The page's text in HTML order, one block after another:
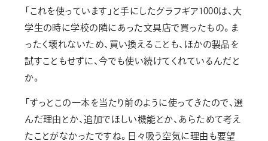
「これを使っています」と手にしたグラフギア1000は、大
学生の時に学校の隣にあった文具店で買ったもの。ま
ったく壊れないため、買い換えることも、ほかの製品を
試すこともせずに、今でも使い続けてくれているんだと
か。
「ずっとこの一本を当たり前のように使ってきたので、選
んだ理由とか、追加でほしい機能とか、あらためて考え
たことがなかったですね。日々吸う空気に理由も要望